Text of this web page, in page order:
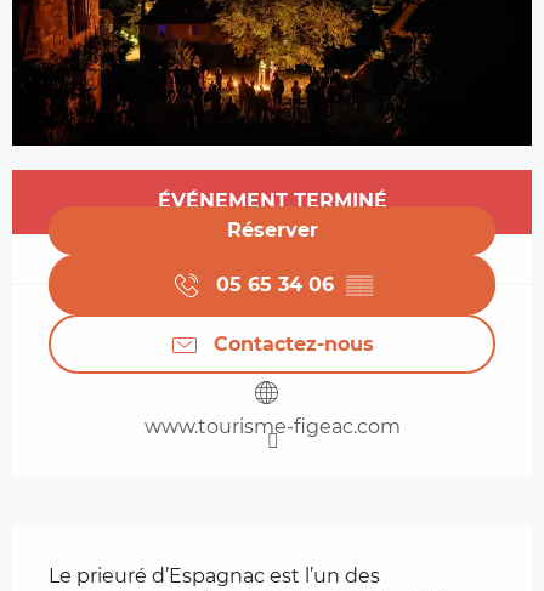
Ouverture et coordonnées
ÉVÉNEMENT TERMINÉ
Réserver
05 65 34 06 ▒▒
Contactez-nous
www.tourisme-figeac.com
Le prieuré d’Espagnac est l’un des